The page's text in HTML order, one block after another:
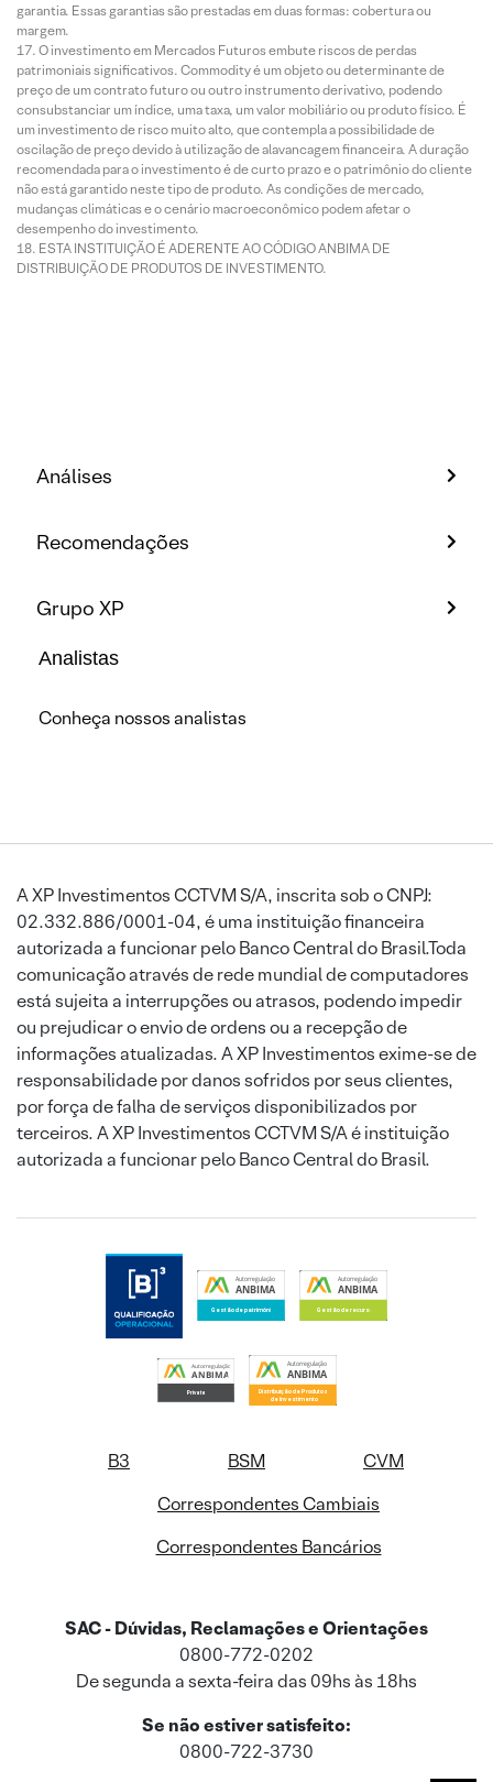
garantia. Essas garantias são prestadas em duas formas: cobertura ou
margem.
O investimento em Mercados Futuros embute riscos de perdas
patrimoniais significativos. Commodity é um objeto ou determinante de
preço de um contrato futuro ou outro instrumento derivativo, podendo
consubstanciar um índice, uma taxa, um valor mobiliário ou produto físico. É
um investimento de risco muito alto, que contempla a possibilidade de
oscilação de preço devido à utilização de alavancagem financeira. A duração
recomendada para o investimento é de curto prazo e o patrimônio do cliente
não está garantido neste tipo de produto. As condições de mercado,
mudanças climáticas e o cenário macroeconômico podem afetar o
desempenho do investimento.
ESTA INSTITUIÇÃO É ADERENTE AO CÓDIGO ANBIMA DE
DISTRIBUIÇÃO DE PRODUTOS DE INVESTIMENTO.
Análises
Recomendações
Grupo XP
Analistas
Conheça nossos analistas
A XP Investimentos CCTVM S/A, inscrita sob o CNPJ:
02.332.886/0001-04, é uma instituição financeira
autorizada a funcionar pelo Banco Central do Brasil.Toda
comunicação através de rede mundial de computadores
está sujeita a interrupções ou atrasos, podendo impedir
ou prejudicar o envio de ordens ou a recepção de
informações atualizadas. A XP Investimentos exime-se de
responsabilidade por danos sofridos por seus clientes,
por força de falha de serviços disponibilizados por
terceiros. A XP Investimentos CCTVM S/A é instituição
autorizada a funcionar pelo Banco Central do Brasil.
B3 BSM
CVM
Correspondentes Cambiais
Correspondentes Bancários
SAC - Dúvidas, Reclamações e Orientações
0800-772-0202
De segunda a sexta-feira das 09hs às 18hs
Se não estiver satisfeito:
0800-722-3730